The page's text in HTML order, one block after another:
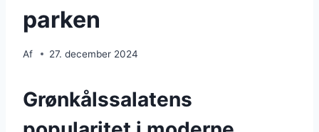
parken
Af 27. december 2024
Grønkålssalatens